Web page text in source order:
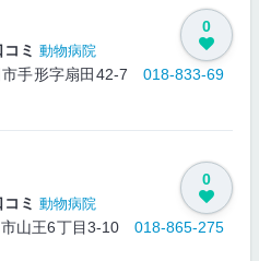
ミ 動物病院
手形字扇田42-7 018-833-69
0
ミ 動物病院
山王6丁目3-10 018-865-275
0